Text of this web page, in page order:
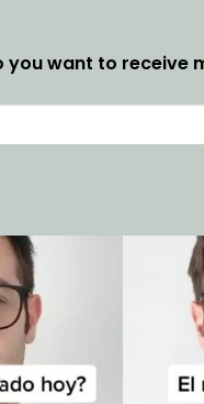
you want to receive